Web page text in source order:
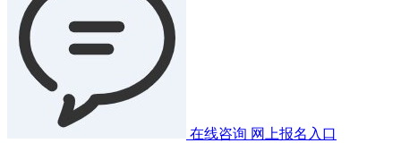
在线咨询 网上报名入口